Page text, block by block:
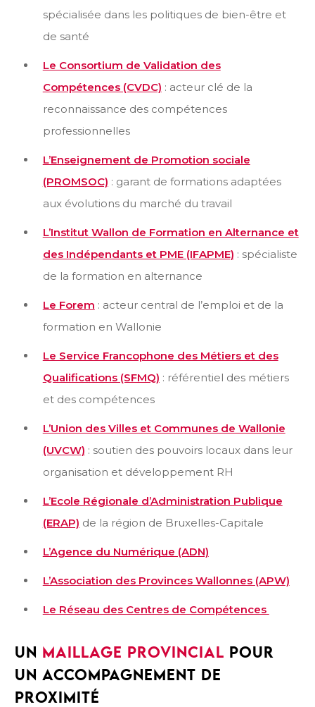
spécialisée dans les politiques de bien-être et
de santé
Le Consortium de Validation des
Compétences (CVDC) : acteur clé de la
reconnaissance des compétences
professionnelles
L’Enseignement de Promotion sociale
(PROMSOC) : garant de formations adaptées
aux évolutions du marché du travail
L’Institut Wallon de Formation en Alternance et
des Indépendants et PME (IFAPME) : spécialiste
de la formation en alternance
Le Forem : acteur central de l’emploi et de la
formation en Wallonie
Le Service Francophone des Métiers et des
Qualifications (SFMQ) : référentiel des métiers
et des compétences
L’Union des Villes et Communes de Wallonie
(UVCW) : soutien des pouvoirs locaux dans leur
organisation et développement RH
L’Ecole Régionale d’Administration Publique
(ERAP) de la région de Bruxelles-Capitale
L’Agence du Numérique (ADN)
L’Association des Provinces Wallonnes (APW)
Le Réseau des Centres de Compétences
UN MAILLAGE PROVINCIAL POUR
UN ACCOMPAGNEMENT DE
PROXIMITÉ